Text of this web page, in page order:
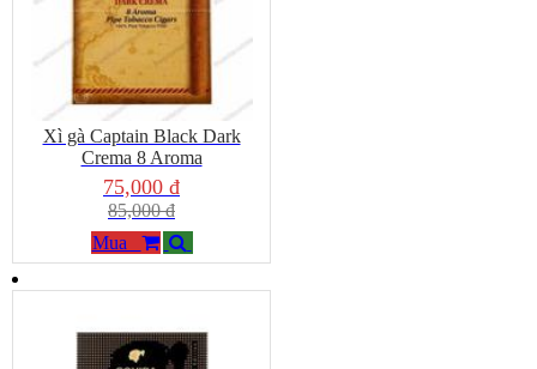
Xì gà Captain Black Dark
Crema 8 Aroma
75,000 đ
85,000 đ
Mua